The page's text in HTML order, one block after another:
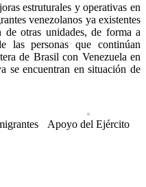
estruturales y operativas en
venezolanos ya existentes
otras unidades, de forma a
las personas que continúan
de Brasil con Venezuela en
se encuentran en situación de
Apoyo del Ejército